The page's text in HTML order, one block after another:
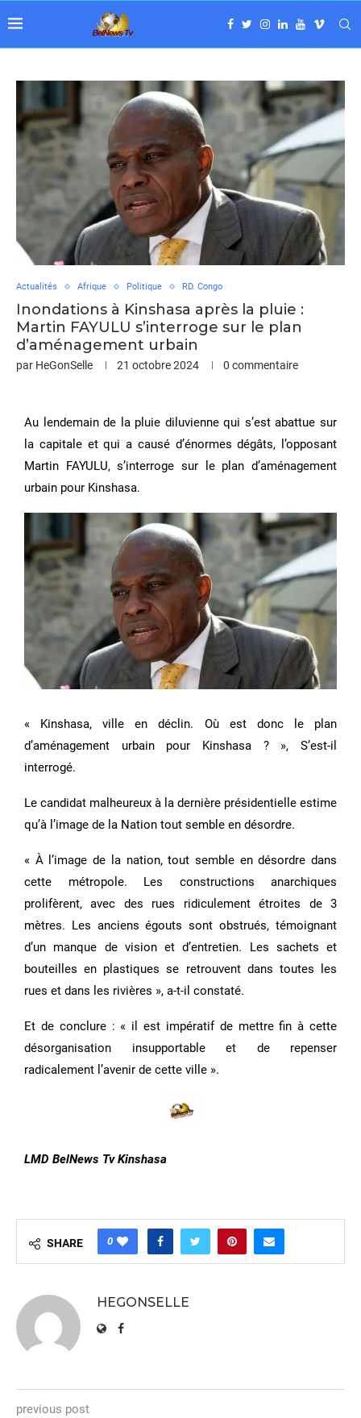
Actualités Afrique Politique RD. Congo
Inondations à Kinshasa après la pluie :
Martin FAYULU s’interroge sur le plan
d’aménagement urbain
par HeGonSelle 21 octobre 2024 0 commentaire
Au lendemain de la pluie diluvienne qui s’est abattue sur
la capitale et qui a causé d’énormes dégâts, l’opposant
Martin FAYULU, s’interroge sur le plan d’aménagement
urbain pour Kinshasa.
« Kinshasa, ville en déclin. Où est donc le plan
d’aménagement urbain pour Kinshasa ? », S’est-il
interrogé.
Le candidat malheureux à la dernière présidentielle estime
qu’à l’image de la Nation tout semble en désordre.
« À l’image de la nation, tout semble en désordre dans
cette métropole. Les constructions anarchiques
prolifèrent, avec des rues ridiculement étroites de 3
mètres. Les anciens égouts sont obstrués, témoignant
d’un manque de vision et d’entretien. Les sachets et
bouteilles en plastiques se retrouvent dans toutes les
rues et dans les rivières », a-t-il constaté.
Et de conclure : « il est impératif de mettre fin à cette
désorganisation insupportable et de repenser
radicalement l’avenir de cette ville ».
LMD BelNews Tv Kinshasa
SHARE 0
HEGONSELLE
previous post